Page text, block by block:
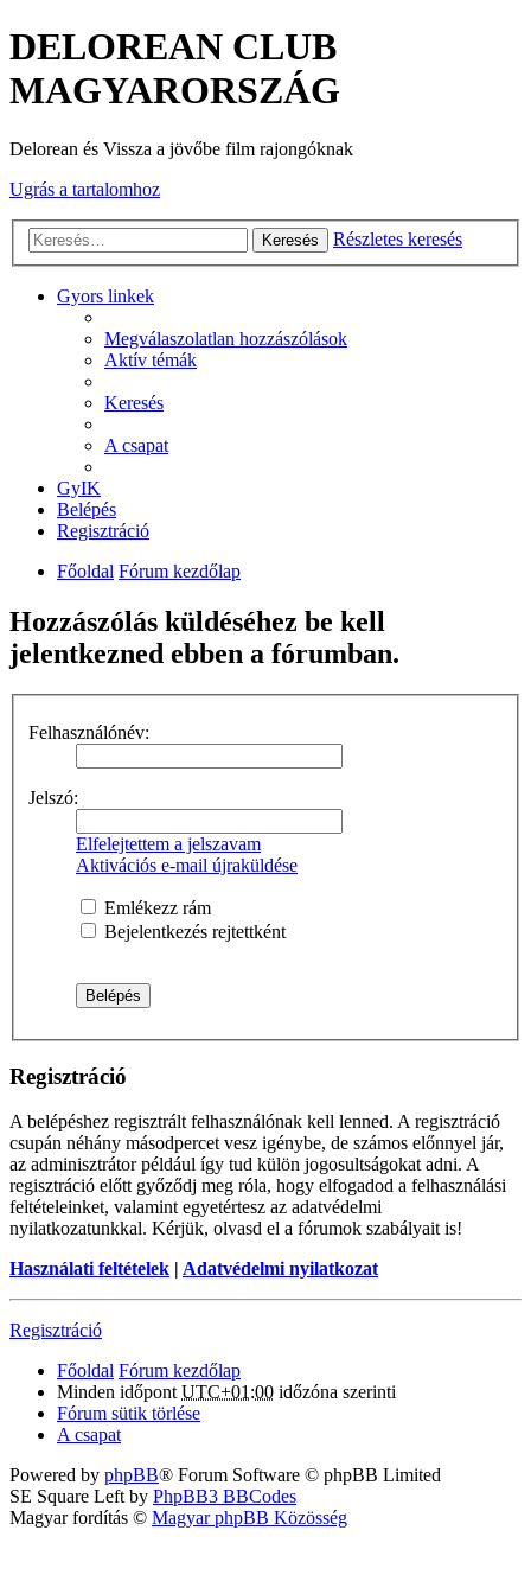
DELOREAN CLUB
MAGYARORSZÁG
Delorean és Vissza a jövőbe film rajongóknak
Ugrás a tartalomhoz
Keresés Részletes keresés
Gyors linkek
Megválaszolatlan hozzászólások
Aktív témák
Keresés
A csapat
GyIK
Belépés
Regisztráció
Főoldal Fórum kezdőlap
Hozzászólás küldéséhez be kell
jelentkezned ebben a fórumban.
Felhasználónév:
Jelszó:
Elfelejtettem a jelszavam
Aktivációs e-mail újraküldése
Emlékezz rám
Bejelentkezés rejtettként
Regisztráció
A belépéshez regisztrált felhasználónak kell lenned. A regisztráció
csupán néhány másodpercet vesz igénybe, de számos előnnyel jár,
az adminisztrátor például így tud külön jogosultságokat adni. A
regisztráció előtt győződj meg róla, hogy elfogadod a felhasználási
feltételeinket, valamint egyetértesz az adatvédelmi
nyilatkozatunkkal. Kérjük, olvasd el a fórumok szabályait is!
Használati feltételek | Adatvédelmi nyilatkozat
Regisztráció
Főoldal Fórum kezdőlap
Minden időpont UTC+01:00 időzóna szerinti
Fórum sütik törlése
A csapat
Powered by phpBB® Forum Software © phpBB Limited
SE Square Left by PhpBB3 BBCodes
Magyar fordítás © Magyar phpBB Közösség